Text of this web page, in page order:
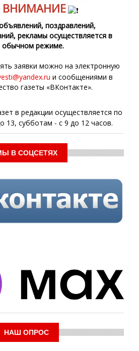
ВНИМАНИЕ
поздравлений,
рекламы осуществляется в
обычном режиме.
заявки можно на электронную
и сообщениями в
газеты «ВКонтакте».
в редакции осуществляется по
13, субботам - с 9 до 12 часов.
В СОЦСЕТЯХ
НАШ ОПРОС